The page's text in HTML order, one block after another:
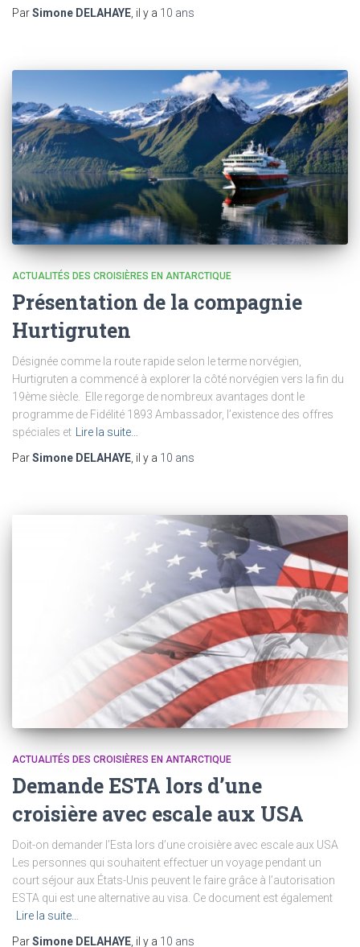
ParSimone DELAHAYE , il y a 10 ans
ACTUALITÉS DES CROISIÈRES EN ANTARCTIQUE
Présentation de la compagnie
Hurtigruten
Désignée comme la route rapide selon le terme norvégien,
Hurtigruten a commencé à explorer la côté norvégien vers la fin du
19ème siècle. Elle regorge de nombreux avantages dont le
programme de Fidélité 1893 Ambassador, l’existence des offres
spéciales et
Lire la suite…
ParSimone DELAHAYE , il y a 10 ans
ACTUALITÉS DES CROISIÈRES EN ANTARCTIQUE
Demande ESTA lors d’une
croisière avec escale aux USA
Doit-on demander l’Esta lors d’une croisière avec escale aux USA
Les personnes qui souhaitent effectuer un voyage pendant un
court séjour aux États-Unis peuvent le faire grâce à l’autorisation
ESTA qui est une alternative au visa. Ce document est également
Lire la suite…
ParSimone DELAHAYE , il y a 10 ans